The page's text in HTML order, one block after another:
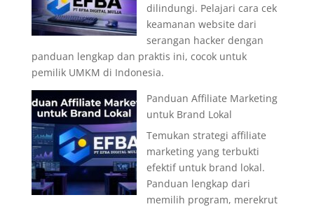
dilindungi. Pelajari cara cek
keamanan website dari
serangan hacker dengan
panduan lengkap dan praktis ini, cocok untuk
pemilik UMKM di Indonesia.
Panduan Affiliate Marketing
untuk Brand Lokal
Temukan strategi affiliate
marketing yang terbukti
efektif untuk brand lokal.
Panduan lengkap dari
memilih program, merekrut